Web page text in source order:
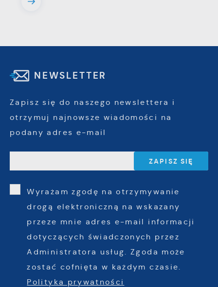
NEWSLETTER
Zapisz się do naszego newslettera i
otrzymuj najnowsze wiadomości na
podany adres e-mail
Wyrażam zgodę na otrzymywanie
drogą elektroniczną na wskazany
przeze mnie adres e-mail informacji
dotyczących świadczonych przez
Administratora usług. Zgoda może
zostać cofnięta w każdym czasie.
Polityka prywatności